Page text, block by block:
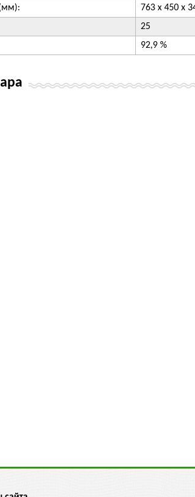
763 х 450 х
25
92,9 %